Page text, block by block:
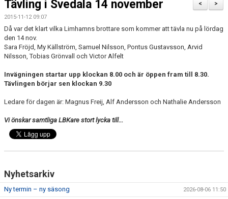
TRÄNINGSKALENDER
TÄVLINGSKALENDERN
HISTORIK
TRÄNINGSAVGIFTER
FYS - TRÄNA DITT LAG
BESTÄLL LBK KLÄDER
RICHTHOFFCUPEN
SNK-TÄVLING PÅ LIMHAMN
>
<
Tävling i Svedala 14 november
2015-11-12 09:07
Då var det klart vilka Limhamns brottare som kommer att tävla nu på lördag
den 14 nov.
Sara Fröjd, My Källström, Samuel Nilsson, Pontus Gustavsson, Arvid
Nilsson, Tobias Grönvall och Victor Alfelt
Invägningen startar upp klockan 8.00 och är öppen fram till 8.30.
Tävlingen börjar sen klockan 9.30
Ledare för dagen är: Magnus Freij, Alf Andersson och Nathalie Andersson
Vi önskar samtliga LBKare stort lycka till...
Nyhetsarkiv
Ny termin – ny säsong 2026-08-06 11:50